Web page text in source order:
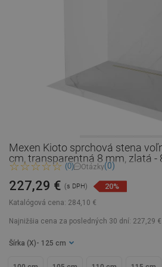
Mexen Kioto sprchová stena
cm, transparentná 8 mm, zlatá -
(0) Otázky(0)
Katalógová cena: 284,10 €
227,29 € (s DPH) 20%
Najnižšia cena za posledných 30 dní: 227,29 €
Šírka (X) - 125 cm